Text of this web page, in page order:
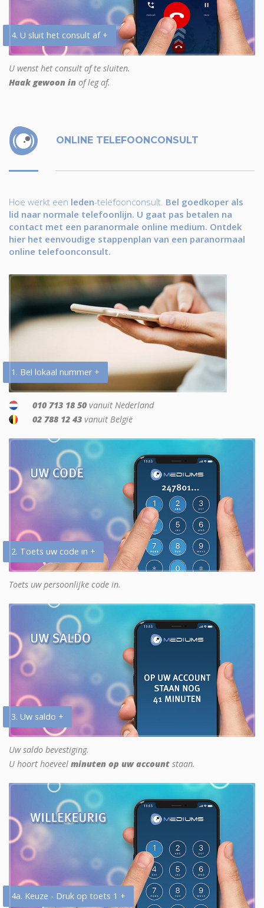
4. U sluit het consult af +
U wenst het consult af te sluiten.
Haak gewoon in of leg af.
ONLINE TELEFOONCONSULT
Hoe werkt een leden-telefoonconsult. Bel goedkoper als
lid naar normale telefoonlijn. U gaat pas betalen na
contact met een paranormale online medium. Ontdek
hier het eenvoudige stappenplan van een paranormaal
online telefoonconsult.
1. Bel lokaal nummer +
010 713 18 50 vanuit Nederland
02 788 12 43 vanuit België
2. Toets uw code in +
Toets uw persoonlijke code in.
3. Uw saldo +
Uw saldo bevestiging.
U hoort hoeveel minuten op uw account staan.
4a. Keuze - Druk op toets 1 +